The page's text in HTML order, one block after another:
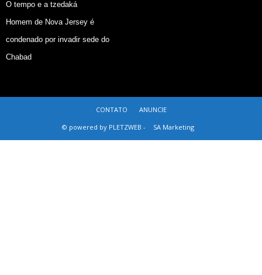
O tempo e a tzedaká
Homem de Nova Jersey é
condenado por invadir sede do
Chabad
CONTATO
ANUNCIE
© powered by PLETZWEB -
SA Marketing